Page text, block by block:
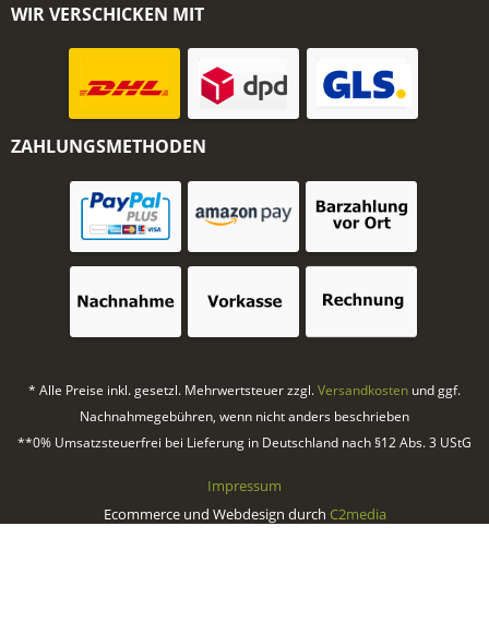
WIR VERSCHICKEN MIT
ZAHLUNGSMETHODEN
* Alle Preise inkl. gesetzl. Mehrwertsteuer zzgl.Versandkosten und ggf.
Nachnahmegebühren, wenn nicht anders beschrieben
**0% Umsatzsteuerfrei bei Lieferung in Deutschland nach §12 Abs. 3 UStG
Impressum
Ecommerce und Webdesign durch C2media